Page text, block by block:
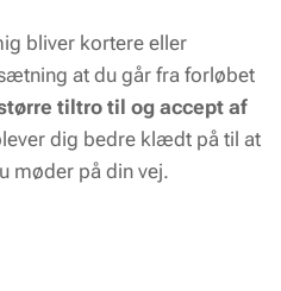
bliver kortere eller
at du går fra forløbet
tiltro til og accept af
dig bedre klædt på til at
møder på din vej.